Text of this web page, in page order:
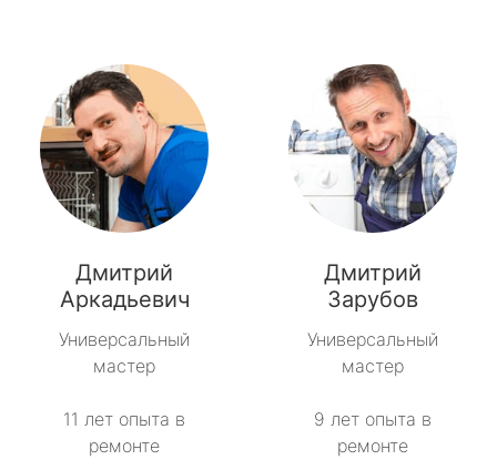
Дмитрий
Аркадьевич
Универсальный
мастер
11 лет опыта в
ремонте
Дмитрий
Зарубов
Универсальный
мастер
9 лет опыта в
ремонте